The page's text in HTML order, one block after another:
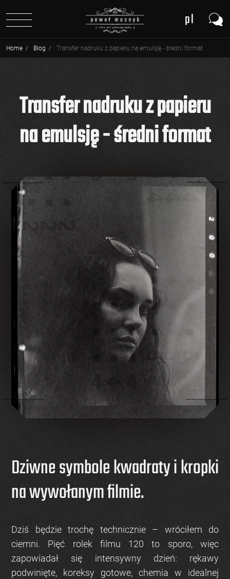
pl
en
Home Blog Transfer nadruku z papieru na emulsję - średni format
Transfer nadruku z papieru
na emulsję - średni format
Dziwne symbole kwadraty i kropki
na wywołanym filmie.
Dziś będzie trochę technicznie – wróciłem do
ciemni. Pięć rolek filmu 120 to sporo, więc
zapowiadał się intensywny dzień: rękawy
podwinięte, koreksy gotowe, chemia w idealnej